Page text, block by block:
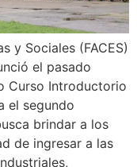
y Sociales (FACES)
el pasado
Curso Introductorio
el segundo
brindar a los
de ingresar a las